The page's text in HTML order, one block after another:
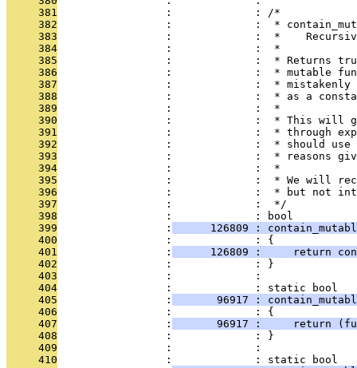
     381
                 :             : /*
     382
:             :  *
     383
:             :  *
     384
                 :             :  *
     385
:             :  * Returns
     386
:             :  * mutable
     387
:             :  *
     388
:             :  * as a
     389
                 :             :  *
     390
:             :  * This will
     391
:             :  * through
     392
:             :  * should
     393
:             :  * reasons
     394
                 :             :  *
     395
:             :  * We will
     396
:             :  * but not
     397
                 :             :  */
     398
                 :             : bool
     399
                 :
126809 :
     400
                 :             : {
     401
                 :
126809 :     return
     402
                 :             : }
     403
                 :             :
     404
                 :             : static bool
     405
                 :
96917 :
     406
                 :             : {
     407
                 :
96917 :     return
     408
                 :             : }
     409
                 :             :
     410
                 :             : static bool